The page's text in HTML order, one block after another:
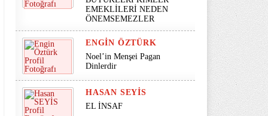
EMEKLİLERİ NEDEN
ÖNEMSEMEZLER
ENGIN ÖZTÜRK
Noel’in Menşei Pagan
Dinlerdir
HASAN SEYİS
EL İNSAF